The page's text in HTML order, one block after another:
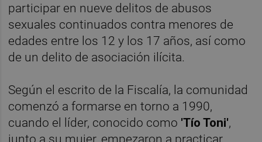
participar en nueve delitos de abusos
sexuales continuados contra menores de
edades entre los 12 y los 17 años, así como
de un delito de asociación ilícita.
Según el escrito de la Fiscalía, la comunidad
comenzó a formarse en torno a 1990,
cuando el líder, conocido como 'Tío Toni',
junto a su mujer, empezaron a practicar